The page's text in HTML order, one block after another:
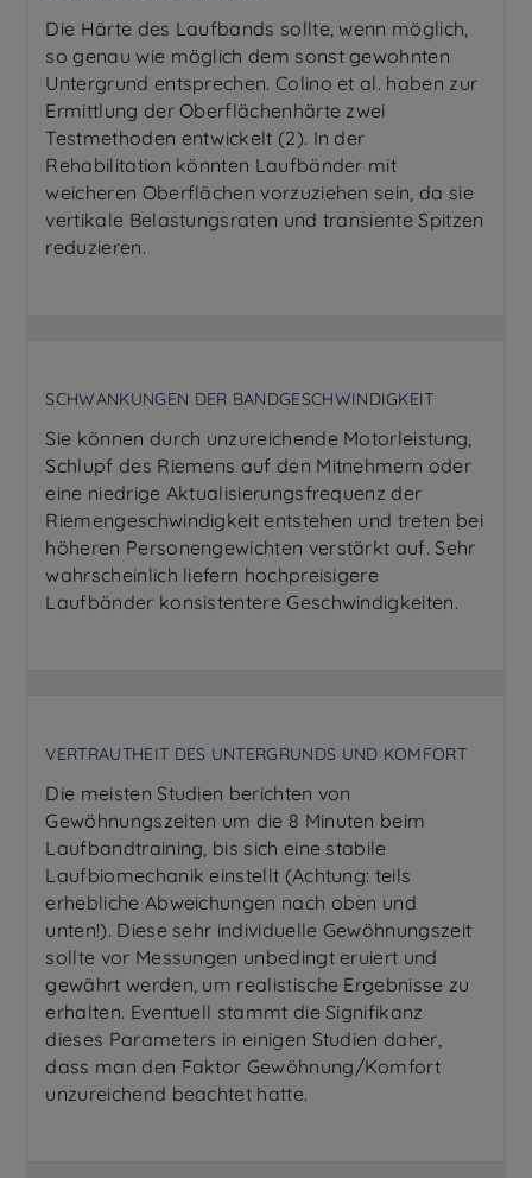
Die Härte des Laufbands sollte, wenn möglich,
so genau wie möglich dem sonst gewohnten
Untergrund entsprechen. Colino et al. haben zur
Ermittlung der Oberflächenhärte zwei
Testmethoden entwickelt (2). In der
Rehabilitation könnten Laufbänder mit
weicheren Oberflächen vorzuziehen sein, da sie
vertikale Belastungsraten und transiente Spitzen
reduzieren.
SCHWANKUNGEN DER BANDGESCHWINDIGKEIT
Sie können durch unzureichende Motorleistung,
Schlupf des Riemens auf den Mitnehmern oder
eine niedrige Aktualisierungsfrequenz der
Riemengeschwindigkeit entstehen und treten bei
höheren Personengewichten verstärkt auf. Sehr
wahrscheinlich liefern hochpreisigere
Laufbänder konsistentere Geschwindigkeiten.
VERTRAUTHEIT DES UNTERGRUNDS UND KOMFORT
Die meisten Studien berichten von
Gewöhnungszeiten um die 8 Minuten beim
Laufbandtraining, bis sich eine stabile
Laufbiomechanik einstellt (Achtung: teils
erhebliche Abweichungen nach oben und
unten!). Diese sehr individuelle Gewöhnungszeit
sollte vor Messungen unbedingt eruiert und
gewährt werden, um realistische Ergebnisse zu
erhalten. Eventuell stammt die Signifikanz
dieses Parameters in einigen Studien daher,
dass man den Faktor Gewöhnung/Komfort
unzureichend beachtet hatte.